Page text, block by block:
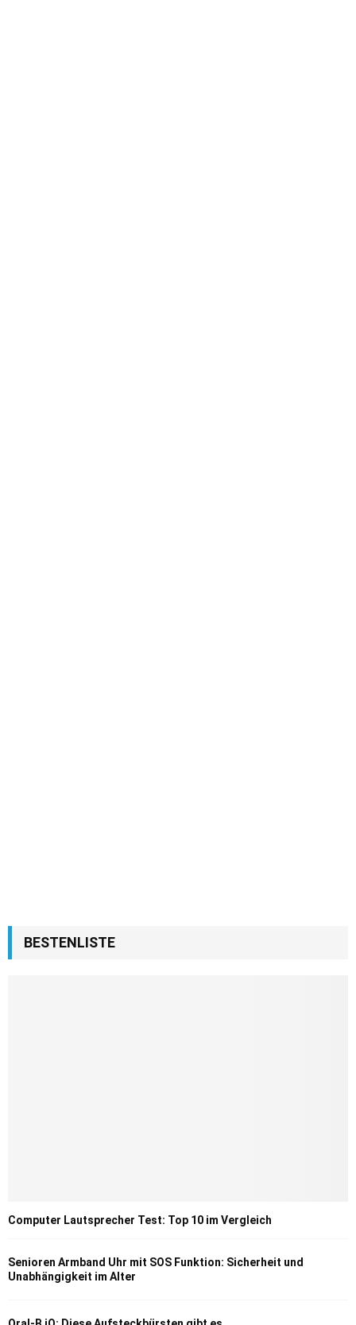
BESTENLISTE
Computer Lautsprecher Test: Top 10 im Vergleich
Senioren Armband Uhr mit SOS Funktion: Sicherheit und
Unabhängigkeit im Alter